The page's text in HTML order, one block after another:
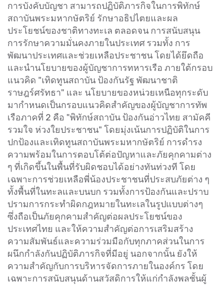
การบังคับบัญชา สามารถปฏิบัติภารกิจในการพิทักษ์
สถาบันพระมหากษัตริย์ รักษาอธิปไตยและผล
ประโยชน์ของชาติทางทะเล ตลอดจน การสนับสนุน
การรักษาความมั่นคงภายในประเทศ รวมทั้ง การ
พัฒนาประเทศและช่วยเหลือประชาชน โดยได้ยึดถือ
และนำนโยบายของผู้บัญชาการทหารเรือ ภายใต้กรอบ
แนวคิด "เทิดทูนสถาบัน ป้องกันรัฐ พัฒนาชาติ
ราษฎร์ศรัทธา" และ นโยบายของหน่วยเหนือทุกระดับ
มากำหนดเป็นกรอบแนวคิดสำคัญของผู้บัญชาการทัพ
เรือภาคที่ 2 คือ "พิทักษ์สถาบัน ป้องกันอ่าวไทย สามัคคี
รวมใจ ห่วงใยประชาชน" โดยมุ่งเน้นการปฏิบัติในการ
ปกป้องและเทิดทูนสถาบันพระมหากษัตริย์ การดำรง
ความพร้อมในการตอบโต้ต่อปัญหาและภัยคุกคามต่าง
ๆ ที่เกิดขึ้นในพื้นที่รับผิดชอบได้อย่างทันท่วงที โดย
เฉพาะการช่วยเหลือพี่น้องประชาชนที่ประสบภัยต่าง ๆ
ทั้งพื้นที่ในทะลและบนบก รวมทั้งการป้องกันและปราบ
ปรามการกระทำผิดกฎหมายในทะเลในรูปแบบต่างๆ
ซึ่งถือเป็นภัยคุกคามสำคัญต่อผลประโยชน์ของ
ประเทศไทย และให้ความสำคัญต่อการเสริมสร้าง
ความสัมพันธ์และความร่วมมือกับทุกภาคส่วนในการ
ผนึกกำลังกันปฏิบัติภารกิจที่มีอยู่ นอกจากนั้น ยังให้
ความสำคัญกับการบริหารจัดการภายในองค์กร โดย
เฉพาะการสนับสนุนด้านสวัสดิการให้แก่กำลังพลชั้นผู้